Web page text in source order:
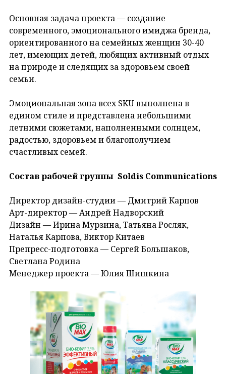
Основная задача проекта — создание
современного, эмоционального имиджа бренда,
ориентированного на семейных женщин 30-40
лет, имеющих детей, любящих активный отдых
на природе и следящих за здоровьем своей
семьи.
Эмоциональная зона всех SKU выполнена в
едином стиле и представлена небольшими
летними сюжетами, наполненными солнцем,
радостью, здоровьем и благополучием
счастливых семей.
Состав рабочей группы Soldis Communications
Директор дизайн-студии — Дмитрий Карпов
Арт-директор — Андрей Надворский
Дизайн — Ирина Мурзина, Татьяна Росляк,
Наталья Карпова, Виктор Китаев
Препресс-подготовка — Сергей Большаков,
Светлана Родина
Менеджер проекта — Юлия Шишкина